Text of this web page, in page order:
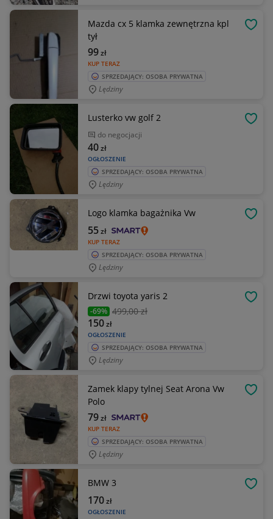
Mazda cx 5 klamka zewnętrzna kpl
tył
KUP TERAZ
99zł
SPRZEDAJĄCY: OSOBA PRYWATNA
Lędziny
Lusterko vw golf 2
do negocjacji
OGŁOSZENIE
40zł
SPRZEDAJĄCY: OSOBA PRYWATNA
Lędziny
Logo klamka bagażnika Vw
KUP TERAZ
55zł
SPRZEDAJĄCY: OSOBA PRYWATNA
Lędziny
Drzwi toyota yaris 2
-69% 499,00 zł
OGŁOSZENIE
150zł
SPRZEDAJĄCY: OSOBA PRYWATNA
Lędziny
Zamek klapy tylnej Seat Arona Vw
Polo
KUP TERAZ
79zł
SPRZEDAJĄCY: OSOBA PRYWATNA
Lędziny
BMW 3
OGŁOSZENIE
170zł